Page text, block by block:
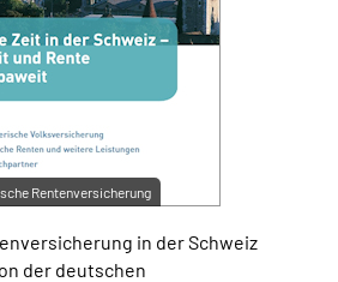
(DGS)
Mein Kundenportal
Rentenversicherung
in der Schweiz
der deutschen